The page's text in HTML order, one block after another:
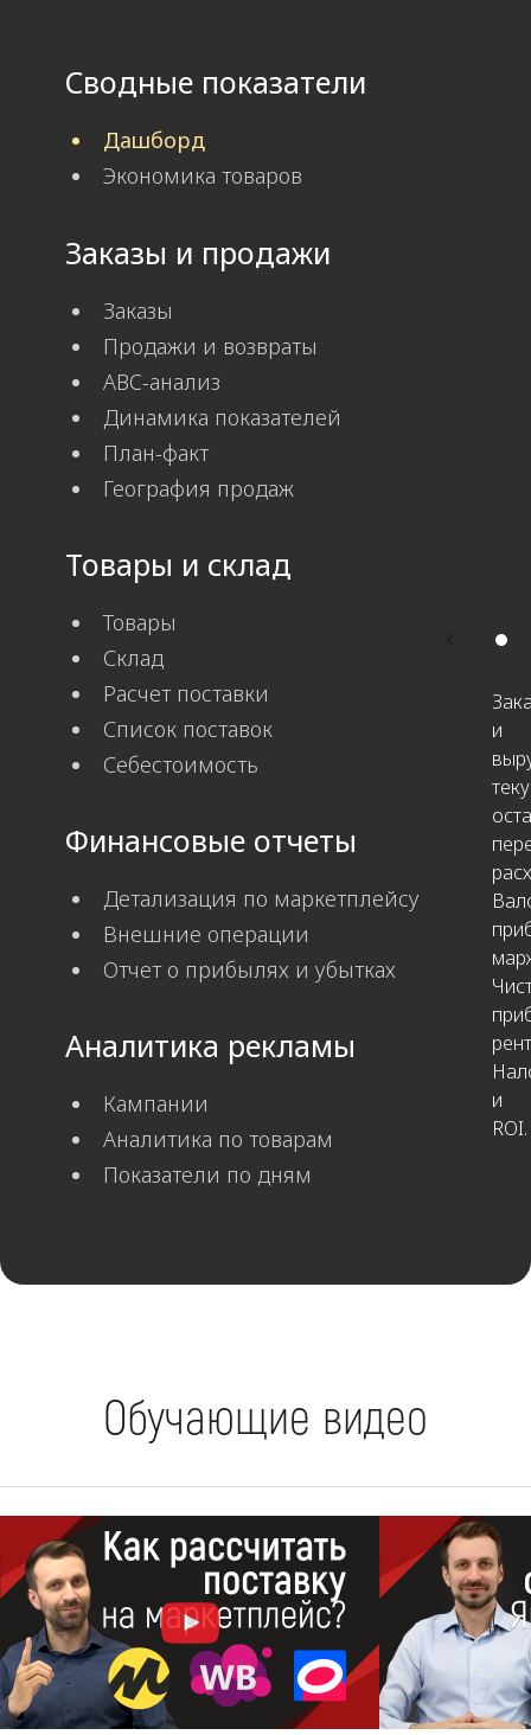
Сводные показатели
Дашборд
Экономика товаров
Заказы и продажи
Заказы
Продажи и возвраты
ABC-анализ
Динамика показателей
План-факт
География продаж
Товары и склад
Товары
Склад
Расчет поставки
Список поставок
Себестоимость
Финансовые отчеты
Детализация по маркетплейсу
Внешние операции
Отчет о прибылях и убытках
Аналитика рекламы
Кампании
Аналитика по товарам
Показатели по дням
и
и
ROI.
Обучающие видео